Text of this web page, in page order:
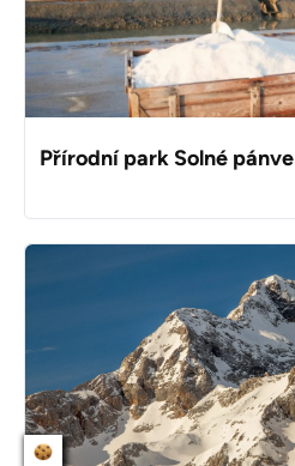
Přírodní park Solné pánve